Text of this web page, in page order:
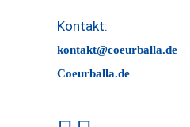
Kontakt:
kontakt@coeurballa.de
Coeurballa.de